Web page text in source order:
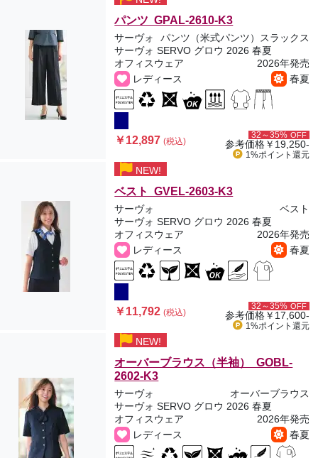
パンツ GPAL-2610-K3
サーヴォ
パンツ（米式パンツ）スラックス
サーヴォ SERVO グロウ 2026 春夏
オフィスウェア
2026年発売
レディース
春夏
￥12,897(税込)
32～35% OFF
参考価格￥19,250-
1%ポイント 還元
NEW!
ベスト GVEL-2603-K3
サーヴォ
ベスト
サーヴォ SERVO グロウ 2026 春夏
オフィスウェア
2026年発売
レディース
春夏
￥11,792(税込)
32～35% OFF
参考価格￥17,600-
1%ポイント 還元
NEW!
オーバーブラウス（半袖） GOBL-
2602-K3
サーヴォ
オーバーブラウス
サーヴォ SERVO グロウ 2026 春夏
オフィスウェア
2026年発売
レディース
春夏